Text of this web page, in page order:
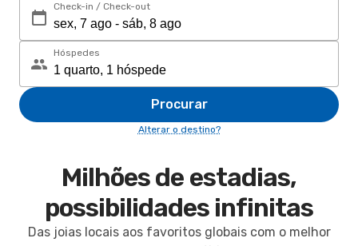
Check-in / Check-out
Hóspedes
Procurar
Alterar o destino?
Milhões de estadias,
possibilidades infinitas
Das joias locais aos favoritos globais com o melhor